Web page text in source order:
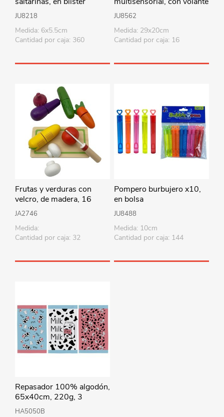
JU8218
Medida: 6x5.5cm
Cantidad por caja: 360
de madera, en caja
JU8562
Medida: 29x20cm
Cantidad por caja: 16
Frutas y verduras con
velcro, de madera, 16
piezas en caja
JA2746
Medida:
Cantidad por caja: 32
Pompero burbujero x10,
en bolsa
JU8488
Medida: 10cm
Cantidad por caja: 144
Repasador 100% algodón,
65x40cm, 220g, 3
modelos, Berlina by Teka
HA5050B